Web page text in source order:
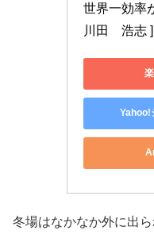
世界一効率
川田　浩志 ]
Yahoo!
冬場はなかなか外に出